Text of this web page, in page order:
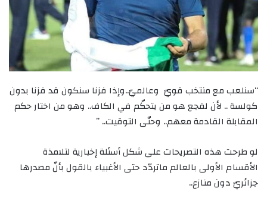
“سنلعب مع منتخب قويّ وعالميّ..وإذا فزنا سنكون قد فزنا بدون
كولسة .. لأن لقجع هو من يتحكّم في الكاف.. وهو من اختار حكم
المقابلة القادمة معهم.. وحتّى التوقيت.. ”
لو طرحت هذه التصريحات على شكل أسئلة إخبارية لتلامذة
الأقسام الأولى بالعالم ماتردّد حتى الأغبياء بالقول بأنّ مصدرها
جزائريّ دون منازع..